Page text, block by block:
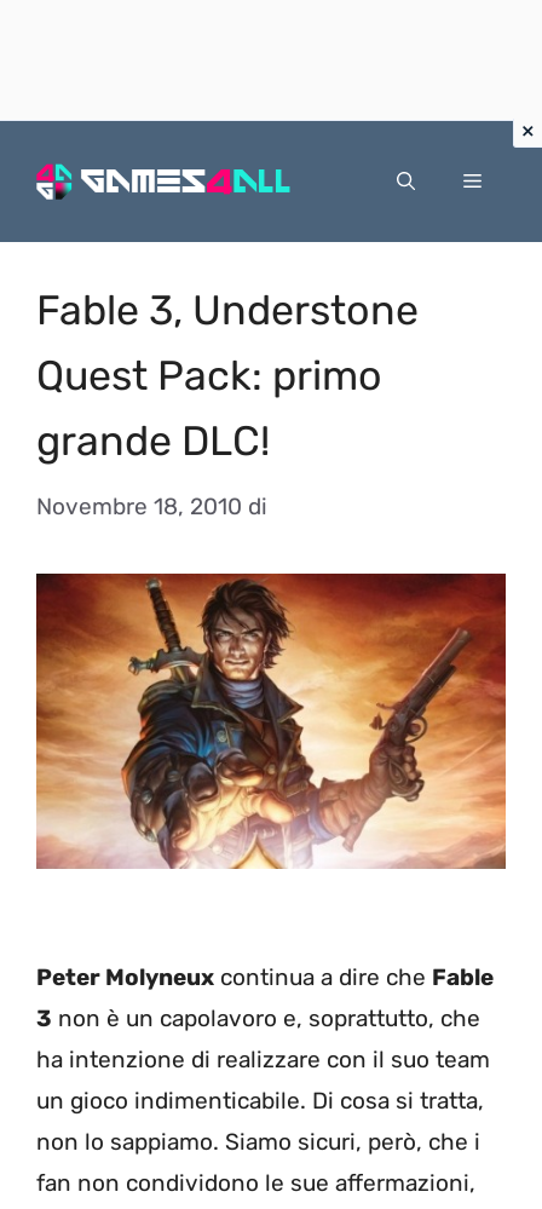
Menu
Fable 3, Understone
Quest Pack: primo
grande DLC!
Novembre 18, 2010 di
Peter Molyneux continua a dire che Fable
3 non è un capolavoro e, soprattutto, che
ha intenzione di realizzare con il suo team
un gioco indimenticabile. Di cosa si tratta,
non lo sappiamo. Siamo sicuri, però, che i
fan non condividono le sue affermazioni,